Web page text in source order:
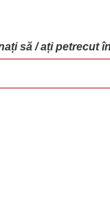
să / ați petrecut